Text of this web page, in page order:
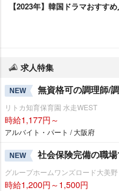
【2023年】韓国ドラマおすす
求人特集
NEW 無資格可の調理師/
リトカ知育保育園 水走WEST
時給1,177円～
アルバイト・パート / 大阪府
NEW 社会保険完備の職
グループホームワンズロード大美野
時給1,200円～1,500円